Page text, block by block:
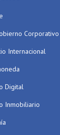
Corporativo
Internacional
Digital
Inmobiliario